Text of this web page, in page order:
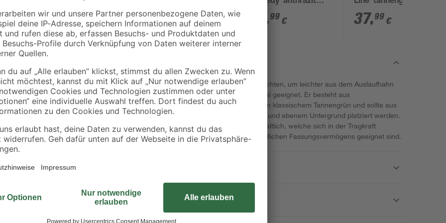
5,49€
Deckel und Hahn 300 l
39,99 €
inkl. Zubehör
,99 €
mit Hahn
37,99 €
Wenn Sie Ihre Regentonne erhöht aufstellen möchten, um leichter aus dem Auslaufhahn
entnehmen zu können, ist dieser Unterstand ideal geeignet. Er besteht aus
witterungsbeständigem und stabilem Kunststoff in klassischem Tannengrün und sollte aus
Sicherheitsgründen ausschließlich auf sicherem und ebenem Untergrund platziert werden.
Der Unterstand ist in verschiedenen Größen erhältlich, welche sich in der Tragkraft
unterscheiden und daher für Tonnen unterschiedlichen Fassungsvermögens geeignet sind.